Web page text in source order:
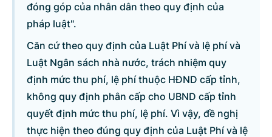
Ghi rõ nguồn 'Cổng Thông tin điện tử Chính phủ' hoặc
'www.chinhphu.vn' khi phát hành lại thông tin từ các nguồn này.
đóng góp của nhân dân theo quy định của
pháp luật".
Căn cứ theo quy định của Luật Phí và lệ phí và
Luật Ngân sách nhà nước, trách nhiệm quy
định mức thu phí, lệ phí thuộc HĐND cấp tỉnh,
không quy định phân cấp cho UBND cấp tỉnh
quyết định mức thu phí, lệ phí. Vì vậy, đề nghị
thực hiện theo đúng quy định của Luật Phí và lệ